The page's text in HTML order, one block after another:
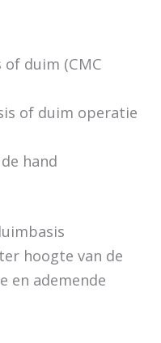
of duim (CMC
of duim operatie
hand
hoogte van de
en ademende